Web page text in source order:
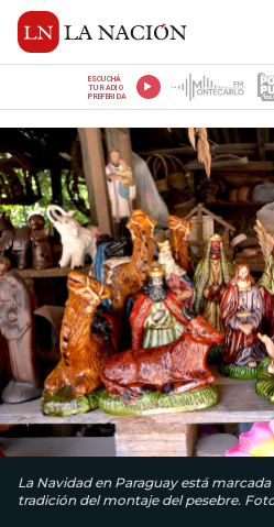
ESCUCHÁ
TU RADIO
PREFERIDA
La Navidad en Paraguay está
tradición del montaje del pesebre.